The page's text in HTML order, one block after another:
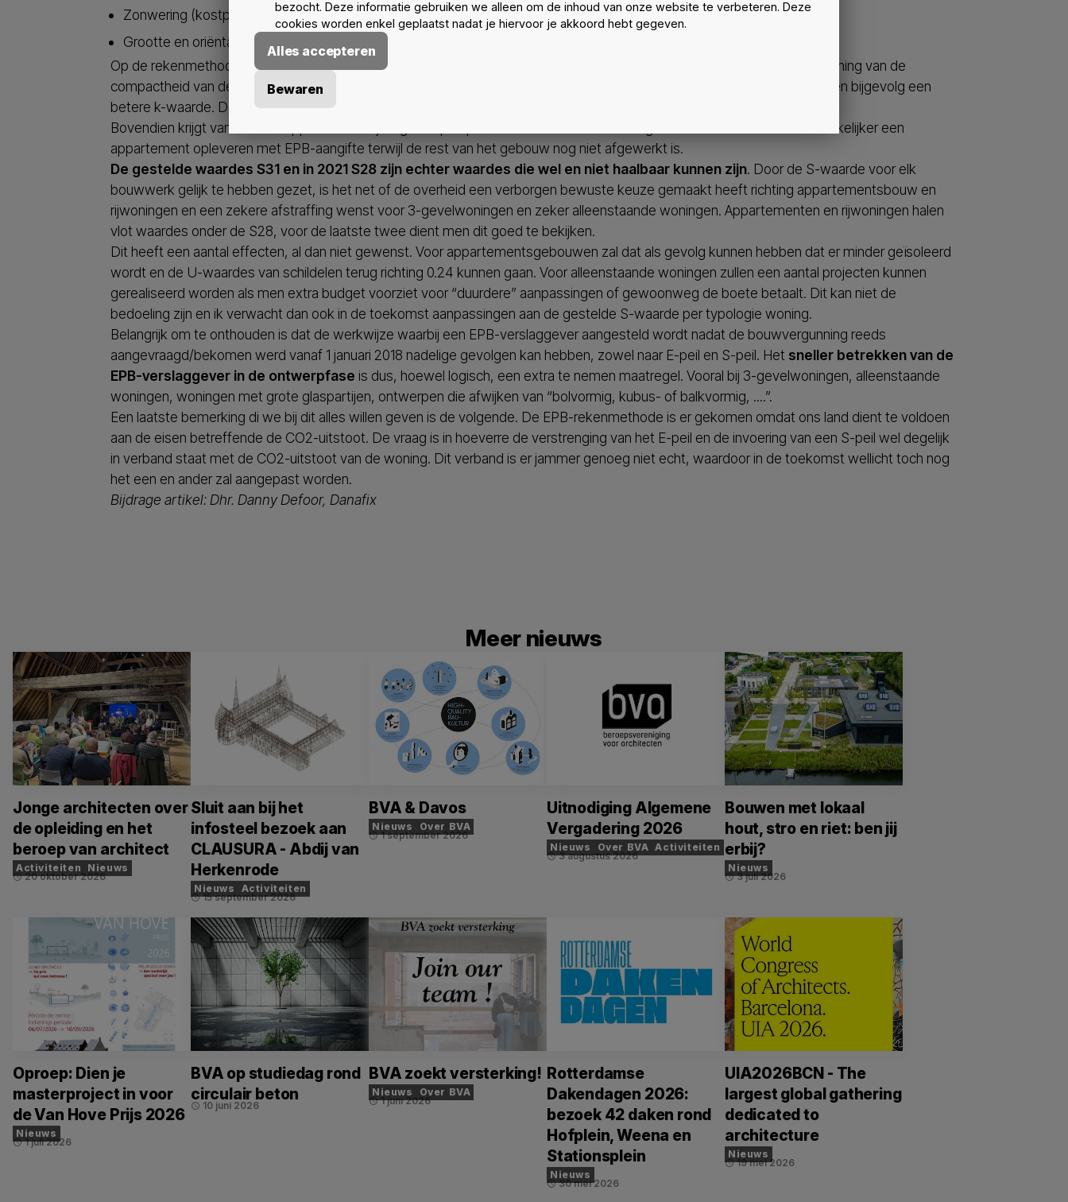
bezocht. Deze informatie gebruiken we alleen om de inhoud van onze website te verbeteren. Deze
cookies worden enkel geplaatst nadat je hiervoor je akkoord hebt gegeven.
Alles accepteren
Bewaren
Zonwering (kostprijs)
Grootte en oriëntatie van vensters (impact op ontwerp)
Op de rekenmethodiek van het S-peil valt weinig aan te merken. Deze methodiek maakt komaf met de ‘kromme’ berekening van de
compactheid van de woning waardoor eenzelfde ontwerp een betere compactheid krijgt naarmate het volume vergroot en bijgevolg een
betere k-waarde. De vervangende vorm-efficiëntie lost dit op.
Bovendien krijgt vanaf nu elk appartement zijn eigen S-peil ipv dezelfde k-waarde als het gebouw. Hierdoor kan men makkelijker een
appartement opleveren met EPB-aangifte terwijl de rest van het gebouw nog niet afgewerkt is.
De gestelde waardes S31 en in 2021 S28 zijn echter waardes die wel en niet haalbaar kunnen zijn. Door de S-waarde voor elk
bouwwerk gelijk te hebben gezet, is het net of de overheid een verborgen bewuste keuze gemaakt heeft richting appartementsbouw en
rijwoningen en een zekere afstraffing wenst voor 3-gevelwoningen en zeker alleenstaande woningen. Appartementen en rijwoningen halen
vlot waardes onder de S28, voor de laatste twee dient men dit goed te bekijken.
Dit heeft een aantal effecten, al dan niet gewenst. Voor appartementsgebouwen zal dat als gevolg kunnen hebben dat er minder geïsoleerd
wordt en de U-waardes van schildelen terug richting 0.24 kunnen gaan. Voor alleenstaande woningen zullen een aantal projecten kunnen
gerealiseerd worden als men extra budget voorziet voor “duurdere” aanpassingen of gewoonweg de boete betaalt. Dit kan niet de
bedoeling zijn en ik verwacht dan ook in de toekomst aanpassingen aan de gestelde S-waarde per typologie woning.
Belangrijk om te onthouden is dat de werkwijze waarbij een EPB-verslaggever aangesteld wordt nadat de bouwvergunning reeds
aangevraagd/bekomen werd vanaf 1 januari 2018 nadelige gevolgen kan hebben, zowel naar E-peil en S-peil. Het sneller betrekken van de
EPB-verslaggever in de ontwerpfase is dus, hoewel logisch, een extra te nemen maatregel. Vooral bij 3-gevelwoningen, alleenstaande
woningen, woningen met grote glaspartijen, ontwerpen die afwijken van “bolvormig, kubus- of balkvormig, ....”.
Een laatste bemerking di we bij dit alles willen geven is de volgende. De EPB-rekenmethode is er gekomen omdat ons land dient te voldoen
aan de eisen betreffende de CO2-uitstoot. De vraag is in hoeverre de verstrenging van het E-peil en de invoering van een S-peil wel degelijk
in verband staat met de CO2-uitstoot van de woning. Dit verband is er jammer genoeg niet echt, waardoor in de toekomst wellicht toch nog
het een en ander zal aangepast worden.
Bijdrage artikel: Dhr. Danny Defoor, Danafix
Meer nieuws
Jonge architecten over
de opleiding en het
beroep van architect
Activiteiten Nieuws
schedule20 oktober 2026
Sluit aan bij het
infosteel bezoek aan
CLAUSURA - Abdij van
Herkenrode
Nieuws Activiteiten
schedule15 september 2026
BVA & Davos
Nieuws Over BVA
schedule1 september 2026
Uitnodiging Algemene
Vergadering 2026
Nieuws Over BVA Activiteiten
schedule3 augustus 2026
Bouwen met lokaal
hout, stro en riet: ben jij
erbij?
Nieuws
schedule3 juli 2026
Oproep: Dien je
masterproject in voor
de Van Hove Prijs 2026
Nieuws
schedule1 juli 2026
BVA op studiedag rond
circulair beton
schedule 10 juni 2026
BVA zoekt versterking!
Nieuws Over BVA
schedule1 juni 2026
Rotterdamse
Dakendagen 2026:
bezoek 42 daken rond
Hofplein, Weena en
Stationsplein
Nieuws
schedule30 mei 2026
UIA2026BCN - The
largest global gathering
dedicated to
architecture
Nieuws
schedule19 mei 2026